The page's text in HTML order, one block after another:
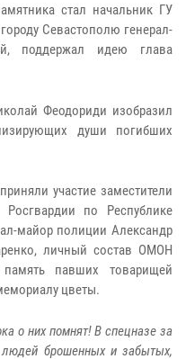
стал начальник ГУ
Севастополю генерал-
поддержал идею глава
Феодориди изобразил
души погибших
участие заместители
Росгвардии по Республике
майор полиции Александр
личный состав ОМОН
память павших товарищей
цветы.
о них помнят! В спецназе за
брошенных и забытых,